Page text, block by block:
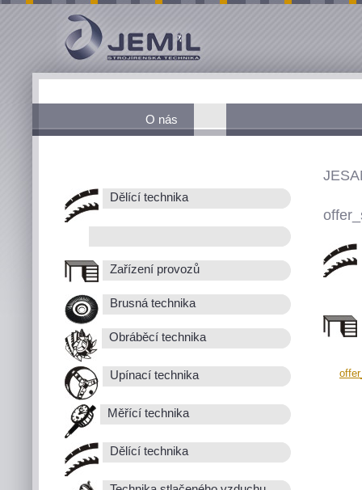
O nás
Dělící technika
Zařízení provozů
Brusná technika
Obráběcí technika
Upínací technika
Měřící technika
Dělící technika